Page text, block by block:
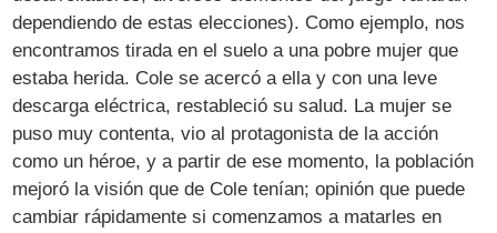
dependiendo de estas elecciones). Como ejemplo, nos
encontramos tirada en el suelo a una pobre mujer que
estaba herida. Cole se acercó a ella y con una leve
descarga eléctrica, restableció su salud. La mujer se
puso muy contenta, vio al protagonista de la acción
como un héroe, y a partir de ese momento, la población
mejoró la visión que de Cole tenían; opinión que puede
cambiar rápidamente si comenzamos a matarles en